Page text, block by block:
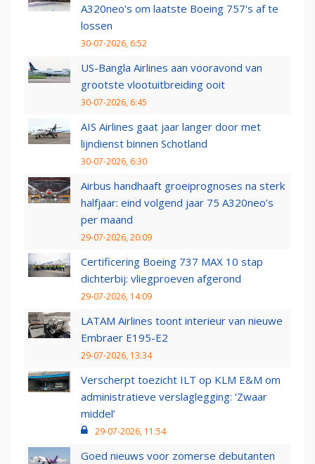
A320neo's om laatste Boeing 757's af te
lossen
30-07-2026, 6:52
US-Bangla Airlines aan vooravond van
grootste vlootuitbreiding ooit
30-07-2026, 6:45
AIS Airlines gaat jaar langer door met
lijndienst binnen Schotland
30-07-2026, 6:30
Airbus handhaaft groeiprognoses na sterk
halfjaar: eind volgend jaar 75 A320neo’s
per maand
29-07-2026, 20:09
Certificering Boeing 737 MAX 10 stap
dichterbij: vliegproeven afgerond
29-07-2026, 14:09
LATAM Airlines toont interieur van nieuwe
Embraer E195-E2
29-07-2026, 13:34
Verscherpt toezicht ILT op KLM E&M om
administratieve verslaglegging: ‘Zwaar
middel’
29-07-2026, 11:54
Goed nieuws voor zomerse debutanten